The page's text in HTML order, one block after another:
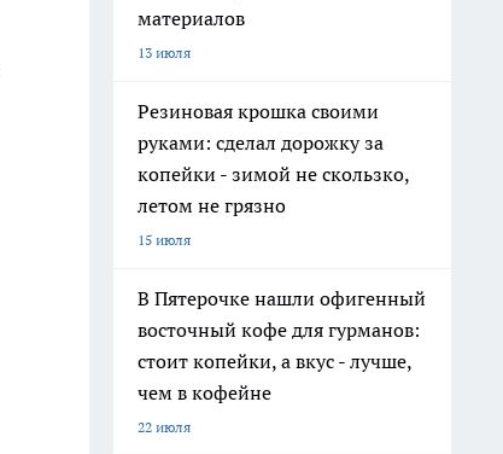
материалов
13 июля
Резиновая крошка своими
руками: сделал дорожку за
копейки - зимой не скользко,
летом не грязно
15 июля
В Пятерочке нашли офигенный
восточный кофе для гурманов:
стоит копейки, а вкус - лучше,
чем в кофейне
22 июля